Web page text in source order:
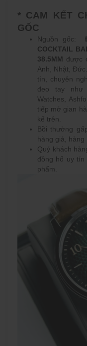
* CAM KẾT
GỐC
Nguồn gốc:
COCKTAIL
38.5MM được
Anh, Nhật,
tín, chuyên
đeo tay như
Watches,
tiếp mở gian
kể trên.
Bồi thường
hàng giả, hàng
Quý khách
đồng hổ uy tín
phẩm.